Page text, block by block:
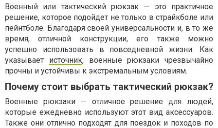
Военный или тактический рюкзак — это практичное
решение, которое подойдет не только в страйкболе или
пейнтболе. Благодаря своей универсальности и, в то же
время, отличной конструкции, его также можно
успешно использовать в повседневной жизни. Как
указывает источник, военные рюкзаки чрезвычайно
прочны и устойчивы к экстремальным условиям.
Почему стоит выбрать тактический рюкзак?
Военные рюкзаки — отличное решение для людей,
которые ежедневно используют этот вид аксессуаров.
Также они отлично подходят для поездок и походов по